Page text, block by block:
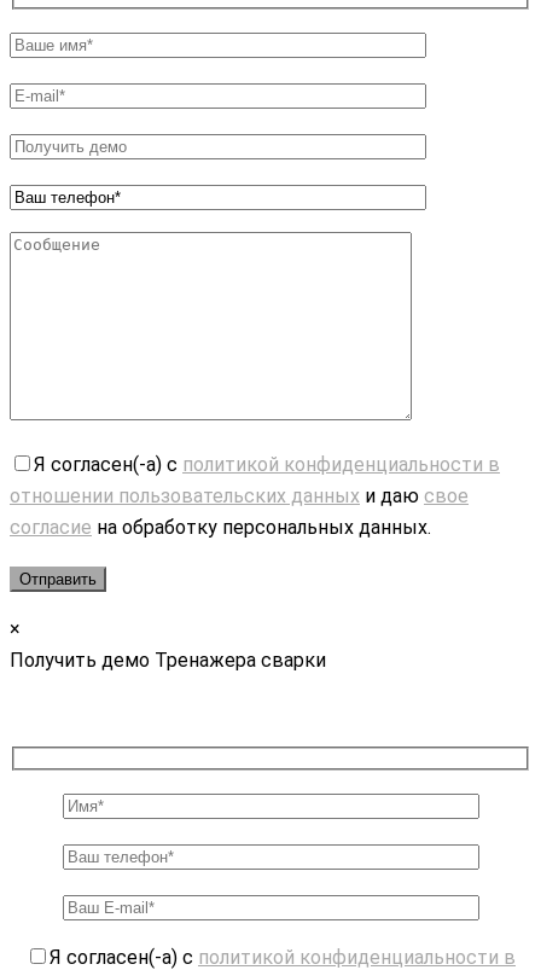
Я согласен(-а) с политикой конфиденциальности в
отношении пользовательских данных и даю свое
согласие на обработку персональных данных.
×
Получить демо Тренажера сварки
Я согласен(-а) с политикой конфиденциальности в